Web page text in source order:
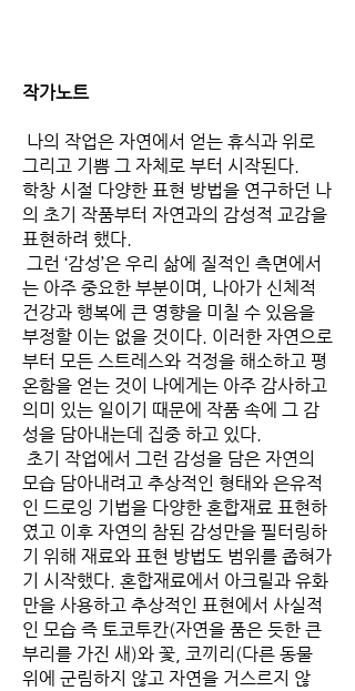
작가노트
나의 작업은 자연에서 얻는 휴식과 위로
그리고 기쁨 그 자체로 부터 시작된다.
학창 시절 다양한 표현 방법을 연구하던 나
의 초기 작품부터 자연과의 감성적 교감을
표현하려 했다.
그런 ‘감성’은 우리 삶에 질적인 측면에서
는 아주 중요한 부분이며, 나아가 신체적
건강과 행복에 큰 영향을 미칠 수 있음을
부정할 이는 없을 것이다. 이러한 자연으로
부터 모든 스트레스와 걱정을 해소하고 평
온함을 얻는 것이 나에게는 아주 감사하고
의미 있는 일이기 때문에 작품 속에 그 감
성을 담아내는데 집중 하고 있다.
초기 작업에서 그런 감성을 담은 자연의
모습 담아내려고 추상적인 형태와 은유적
인 드로잉 기법을 다양한 혼합재료 표현하
였고 이후 자연의 참된 감성만을 필터링하
기 위해 재료와 표현 방법도 범위를 좁혀가
기 시작했다. 혼합재료에서 아크릴과 유화
만을 사용하고 추상적인 표현에서 사실적
인 모습 즉 토코투칸(자연을 품은 듯한 큰
부리를 가진 새)와 꽃, 코끼리(다른 동물
위에 군림하지 않고 자연을 거스르지 않